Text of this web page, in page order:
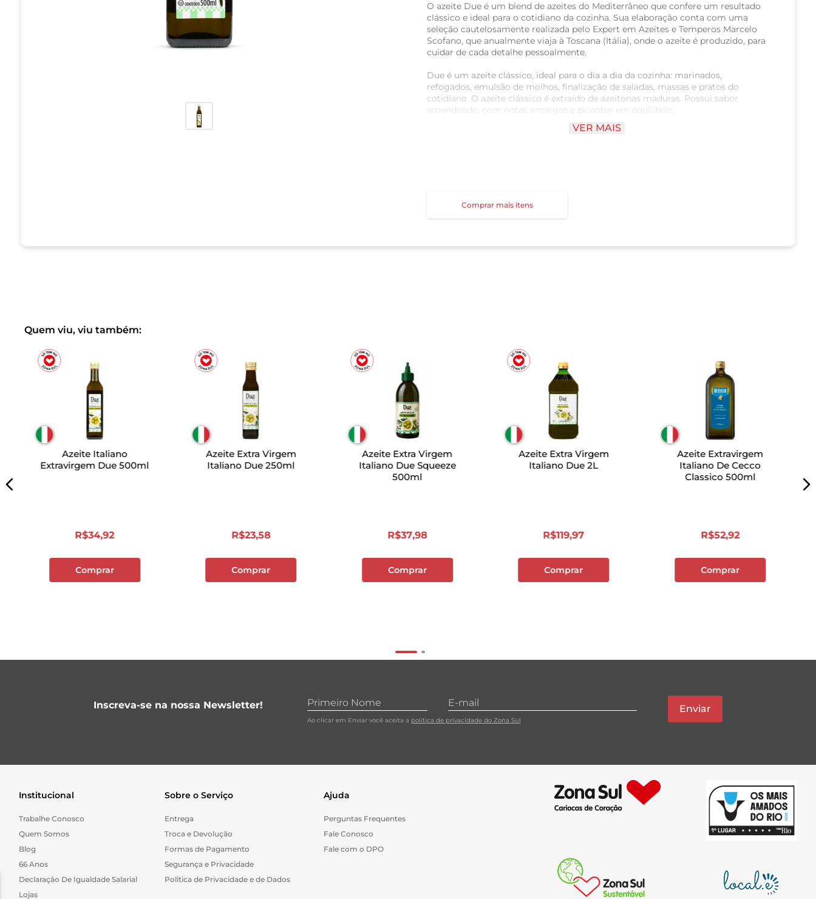
O azeite Due é um blend de azeites do Mediterrâneo que confere um resultado
clássico e ideal para o cotidiano da cozinha. Sua elaboração conta com uma
seleção cautelosamente realizada pelo Expert em Azeites e Temperos Marcelo
Scofano, que anualmente viaja à Toscana (Itália), onde o azeite é produzido, para
cuidar de cada detalhe pessoalmente.
Due é um azeite clássico, ideal para o dia a dia da cozinha: marinados,
refogados, emulsão de molhos, finalização de saladas, massas e pratos do
cotidiano. O azeite clássico é extraído de azeitonas maduras. Possui sabor
amendoado, com notas amargas e picantes em equilíbrio.
O azeite Due faz parte da grupo de marcas exclusivas Zona Sul, criada e
VER MAIS
Comprar mais itens
Quem viu, viu também:
Azeite Italiano
Extravirgem Due 500ml
R$34,92
Comprar
Azeite Extra Virgem
Italiano Due 250ml
R$23,58
Comprar
Azeite Extra Virgem
Italiano Due Squeeze
500ml
R$37,98
Comprar
Azeite Extra Virgem
Italiano Due 2L
R$119,97
Comprar
Azeite Extravirgem
Italiano De Cecco
Classico 500ml
R$52,92
Comprar
Inscreva-se na nossa Newsletter!
Ao clicar em Enviar você aceita a política de privacidade do Zona Sul
Enviar
Institucional
Trabalhe Conosco
Quem Somos
Blog
66 Anos
Declaração De Igualdade Salarial
Lojas
Sobre o Serviço
Entrega
Troca e Devolução
Formas de Pagamento
Segurança e Privacidade
Politica de Privacidade e de Dados
Ajuda
Perguntas Frequentes
Fale Conosco
Fale com o DPO